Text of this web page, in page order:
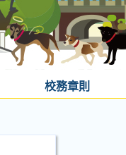
校務章則